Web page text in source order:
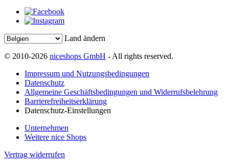
Land ändern
© 2010-2026 niceshops GmbH - All rights reserved.
Impressum und Nutzungsbedingungen
Datenschutz
Allgemeine Geschäftsbedingungen und Widerrufsbelehrung
Barrierefreiheitserklärung
Datenschutz-Einstellungen
Unternehmen
Weitere nice Shops
Vertrag widerrufen